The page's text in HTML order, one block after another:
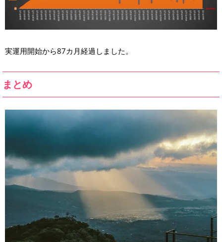
実運用開始から87カ月経過しました。
まとめ